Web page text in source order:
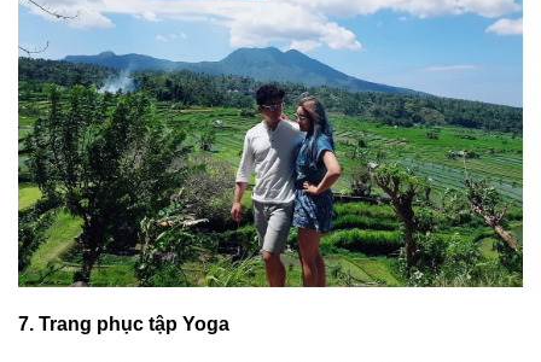
7. Trang phục tập Yoga